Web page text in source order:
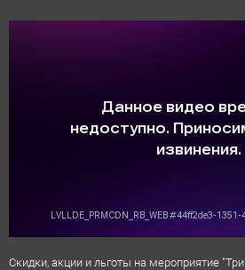
Скидки, акции и льготы на мероприятие "Три